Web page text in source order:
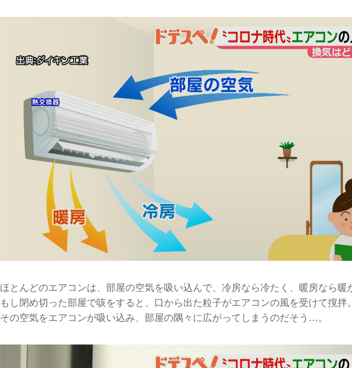
ほとんどのエアコンは、部屋の空気を吸い込んで、冷房なら冷たく、暖房なら暖
もし閉め切った部屋で咳をすると、口から出た粒子がエアコンの風を受けて撹拌
その空気をエアコンが吸い込み、部屋の隅々に広がってしまうのだそう…。